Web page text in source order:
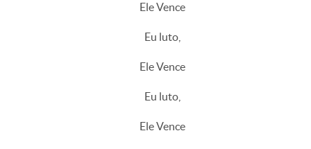
Ele Vence
Eu luto,
Ele Vence
Eu luto,
Ele Vence